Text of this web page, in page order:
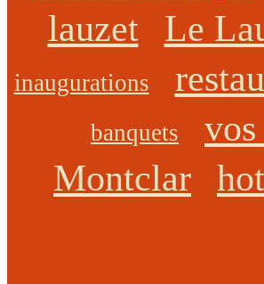
lauzet Le
inaugurations
banquets
Montclar